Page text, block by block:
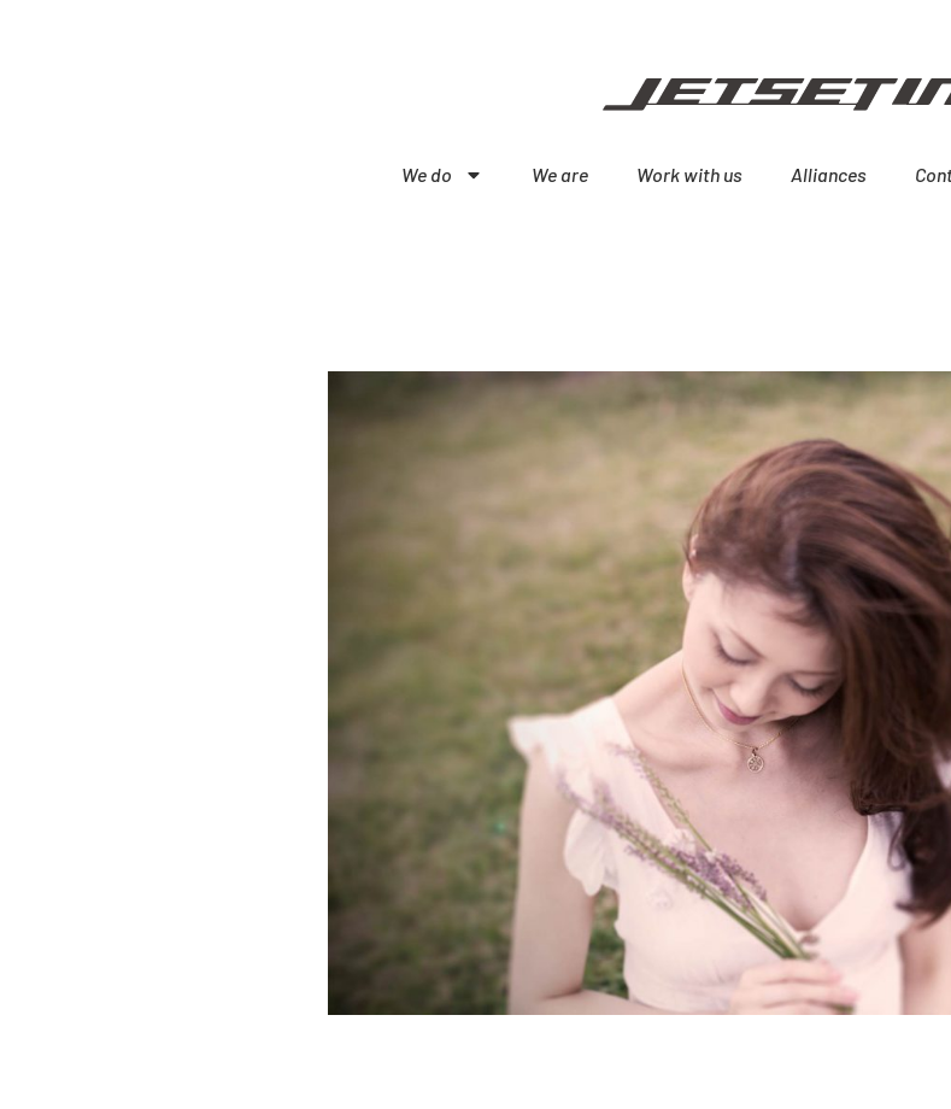
We do We are Work with us Alliances